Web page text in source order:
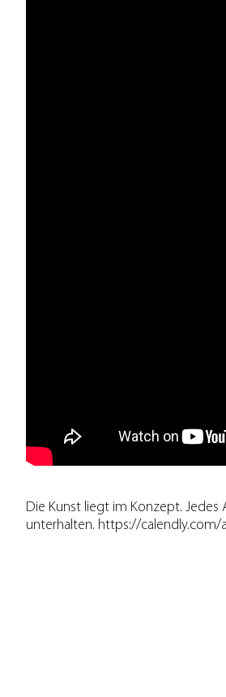
Die Kunst liegt im Konzept. Jedes
unterhalten. https://